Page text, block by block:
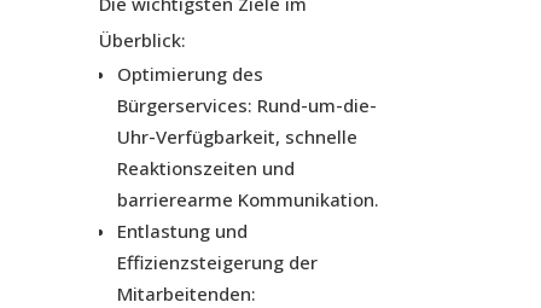
Überblick:
Optimierung des
Bürgerservices: Rund-um-die-
Uhr-Verfügbarkeit, schnelle
Reaktionszeiten und
barrierearme Kommunikation.
Entlastung und
Effizienzsteigerung der
Mitarbeitenden: